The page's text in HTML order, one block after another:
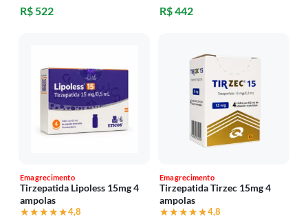
R$ 522 R$ 442
Emagrecimento
Tirzepatida Lipoless 15mg 4
ampolas
★★★★★
★★★★★4,8
Emagrecimento
Tirzepatida Tirzec 15mg 4
ampolas
★★★★★
★★★★★4,8